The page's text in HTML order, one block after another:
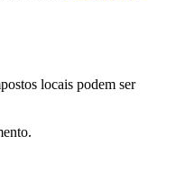
locais podem ser